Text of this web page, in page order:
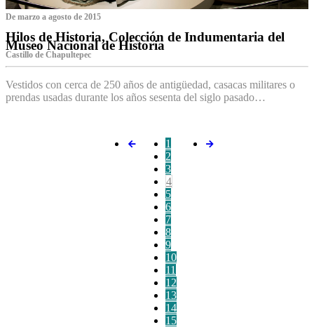
De marzo a agosto de 2015
Hilos de Historia, Colección de Indumentaria del
Museo Nacional de Historia
Castillo de Chapultepec
Vestidos con cerca de 250 años de antigüedad, casacas militares o
prendas usadas durante los años sesenta del siglo pasado…
1
2
3
4
5
6
7
8
9
10
11
12
13
14
15